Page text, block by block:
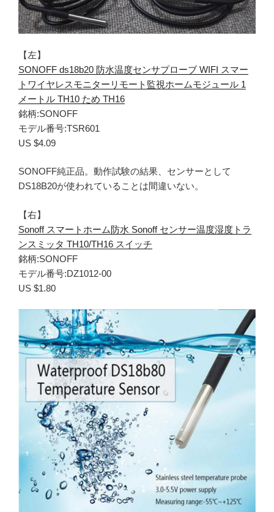
【左】
SONOFF ds18b20 防水温度センサプローブ WIFI スマー
トワイヤレスモニターリモート監視ホームモジュール 1
メートル TH10 ため TH16
銘柄:SONOFF
モデル番号:TSR601
US $4.09
SONOFF純正品。動作試験の結果、センサーとして
DS18B20が使われていることは間違いない。
【右】
Sonoff スマートホーム防水 Sonoff センサー温度湿度トラ
ンスミッタ TH10/TH16 スイッチ
銘柄:SONOFF
モデル番号:DZ1012-00
US $1.80